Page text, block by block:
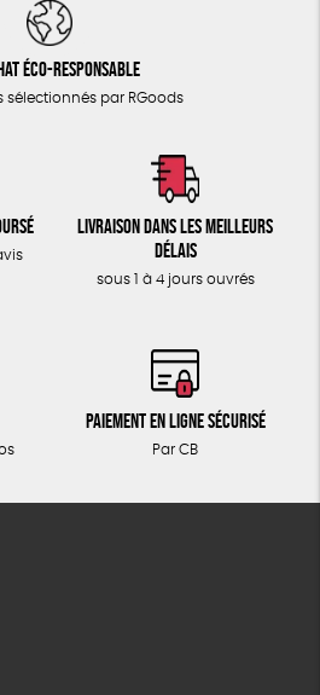
éco-responsable
sélectionnés par RGoods
Livraison dans les meilleurs
délais
sous 1 à 4 jours ouvrés
Paiement en ligne sécurisé
Par CB